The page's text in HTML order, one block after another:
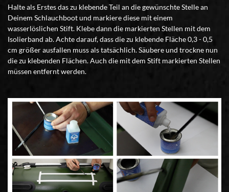
Halte als Erstes das zu klebende Teil an die gewünschte Stelle an
Deinem Schlauchboot und markiere diese mit einem
wasserlöslichen Stift. Klebe dann die markierten Stellen mit dem
Isolierband ab. Achte darauf, dass die zu klebende Fläche 0,3 - 0,5
cm größer ausfallen muss als tatsächlich. Säubere und trockne nun
die zu klebenden Flächen. Auch die mit dem Stift markierten Stellen
müssen entfernt werden.